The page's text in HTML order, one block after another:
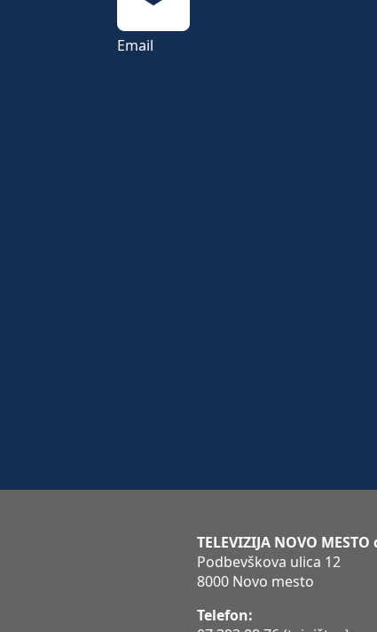
Email
TELEVIZIJA NOVO
Podbevškova ulica 12
8000 Novo mesto
Telefon: